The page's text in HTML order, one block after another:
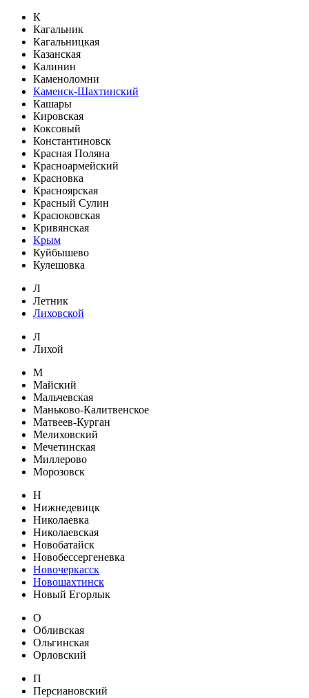
К
Кагальник
Кагальницкая
Казанская
Калинин
Каменоломни
Каменск-Шахтинский
Кашары
Кировская
Коксовый
Константиновск
Красная Поляна
Красноармейский
Красновка
Красноярская
Красный Сулин
Красюковская
Кривянская
Крым
Куйбышево
Кулешовка
Л
Летник
Лиховской
Л
Лихой
М
Майский
Мальчевская
Маньково-Калитвенское
Матвеев-Курган
Мелиховский
Мечетинская
Миллерово
Морозовск
Н
Нижнедевицк
Николаевка
Николаевская
Новобатайск
Новобессергеневка
Новочеркасск
Новошахтинск
Новый Егорлык
О
Обливская
Ольгинская
Орловский
П
Персиановский